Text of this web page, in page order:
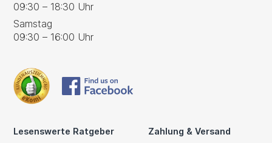
09:30 – 18:30 Uhr
Samstag
09:30 – 16:00 Uhr
Lesenswerte Ratgeber Zahlung & Versand